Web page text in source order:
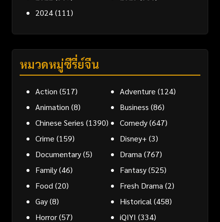
2024(111)
หมวดหมู่ซีรี่ย์จีน
Action (517) Adventure (124)
Animation (8) Business (86)
Chinese Series (1390) Comedy(647)
Crime (159) Disney+ (3)
Documentary(5) Drama (767)
Family(46) Fantasy(525)
Food (20) Fresh Drama (2)
Gay(8) Historical (458)
Horror(57) iQIYI (334)